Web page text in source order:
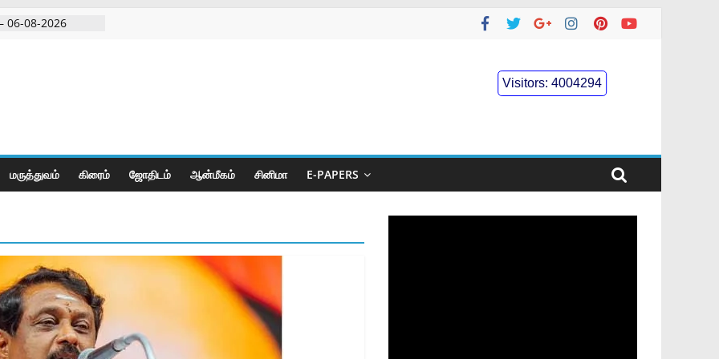
06-08-2026
Visitors:4004294
மருத்துவம் கிரைம் ஜோ‌திட‌ம் ஆன்மீகம் சினிமா E-PAPERS